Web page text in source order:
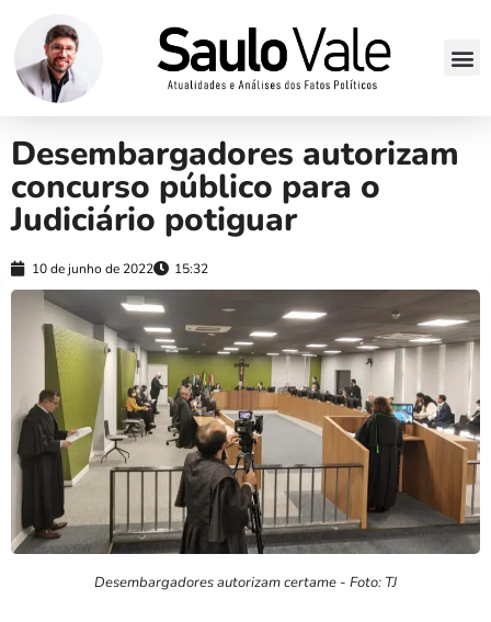
Desembargadores autorizam
concurso público para o
Judiciário potiguar
10 de junho de 2022 15:32
Desembargadores autorizam certame - Foto: TJ